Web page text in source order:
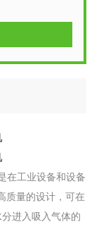
在工业设备和设备
质量的设计，可在
进入吸入气体的